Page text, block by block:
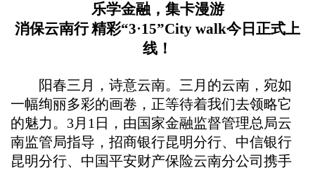
乐学金融，集卡漫游
消保云南行精彩“3·15”City walk今日正式上
线！
阳春三月，诗意云南。三月的云南，宛如
一幅绚丽多彩的画卷，正等待着我们去领略它
的魅力。 3月 1 日，由国家金融监督管理总局云
南监管局指导，招商银行昆明分行、中信银行
昆明分行、中国平安财产保险云南分公司携手